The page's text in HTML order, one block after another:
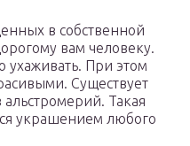
в собственной
вам человеку.
ухаживать. При этом
Существует
Такая
украшением любого